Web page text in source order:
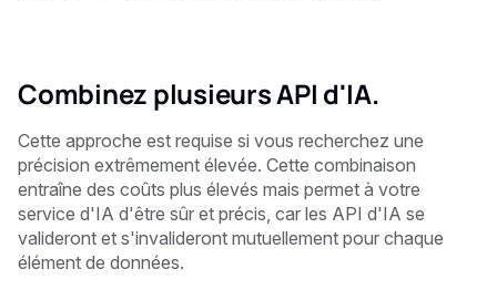
Combinez plusieurs API d'IA.
Cette approche est requise si vous recherchez une
précision extrêmement élevée. Cette combinaison
entraîne des coûts plus élevés mais permet à votre
service d'IA d'être sûr et précis, car les API d'IA se
valideront et s'invalideront mutuellement pour chaque
élément de données.